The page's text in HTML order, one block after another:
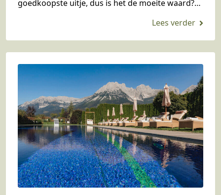
goedkoopste uitje, dus is het de moeite waard?